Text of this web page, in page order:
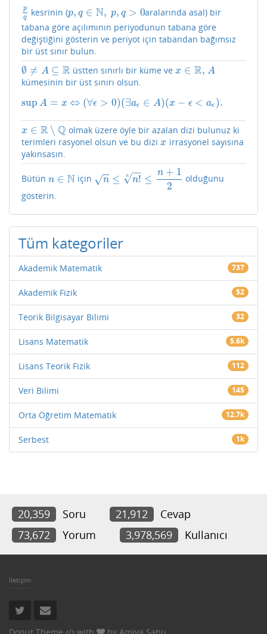
p
q
pqkesrinin (p, q ∈ N, p, q > 0
p,q∈N , p,q>0
aralarında asal) bir
tabana göre açılımının periyodunun tabana göre
değiştiğini gösterin ve periyot için tabandan bağımsız
bir üst sınır bulun.
∅ ≠ A ⊆ R
∅ ≠A ⊆R üstten sınırlı bir küme vex ∈ R,
x∈R A
A
kümesinin bir üst sınırı olsun.
sup A = x ⇔ (∀ϵ > 0)(∃aϵ ∈ A)(x − ϵ < aϵ ).
supA=x⇔( ∀ϵ >0)(∃aϵ∈A (x−ϵ<a ϵ).
x ∈ R ∖ Q
x∈R ∖Q
olmak üzere öyle bir azalan dizi bulunuz ki
terimleri rasyonel olsun ve bu dizi x
x irrasyonel sayısına
yakınsasın.
Bütün n ∈ N
n∈N için n
−
−
√ ≤ n!
−
−
√
n ≤ n + 1
2
n≤n n≤ n+12
olduğunu
gösterin.
Tüm kategoriler
Akademik Matematik 737
Akademik Fizik 52
Teorik Bilgisayar Bilimi 32
Lisans Matematik 5.6k
Lisans Teorik Fizik 112
Veri Bilimi 145
Orta Öğretim Matematik 12.7k
Serbest 1k
20,359 Soru 21,912
Cevap
73,672
Yorum 3,978,569 Kullanıcı
İletişim
Donut Theme with by Amiya Sahu